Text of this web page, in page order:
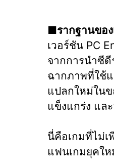
■รากฐานขอ
เวอร์ชัน PC
จากการนำซีดี
ฉากภาพที่ใช้
แปลกใหม่ใน
แข็งแกร่ง แล
นี่คือเกมที่ไม่
แฟนเกมยุคใ